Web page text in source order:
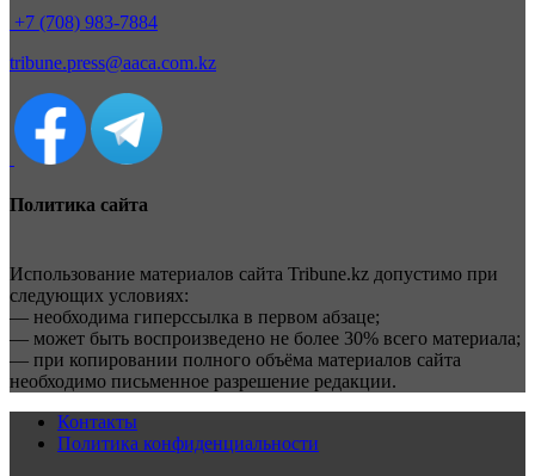
+7 (708) 983-7884
tribune.press@aaca.com.kz
Политика сайта
Использование материалов сайта Tribune.kz допустимо при
следующих условиях:
— необходима гиперссылка в первом абзаце;
— может быть воспроизведено не более 30% всего материала;
— при копировании полного объёма материалов сайта
необходимо письменное разрешение редакции.
Контакты
Политика конфиденциальности